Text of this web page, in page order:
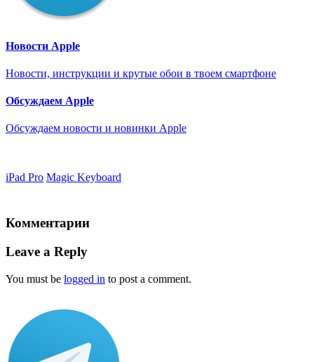
Новости Apple
Новости, инструкции и крутые обои в твоем смартфоне
Обсуждаем Apple
Обсуждаем новости и новинки Apple
iPad Pro Magic Keyboard
Комментарии
Leave a Reply
You must be logged in to post a comment.